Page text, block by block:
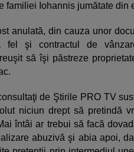
familiei Iohannis jumătate din
anulată, din cauza unor
fel şi contractul de
să îşi păstreze
de Ştirile PRO TV
niciun drept să pretindă
întâi ar trebui să facă
abuzivă şi abia apoi,